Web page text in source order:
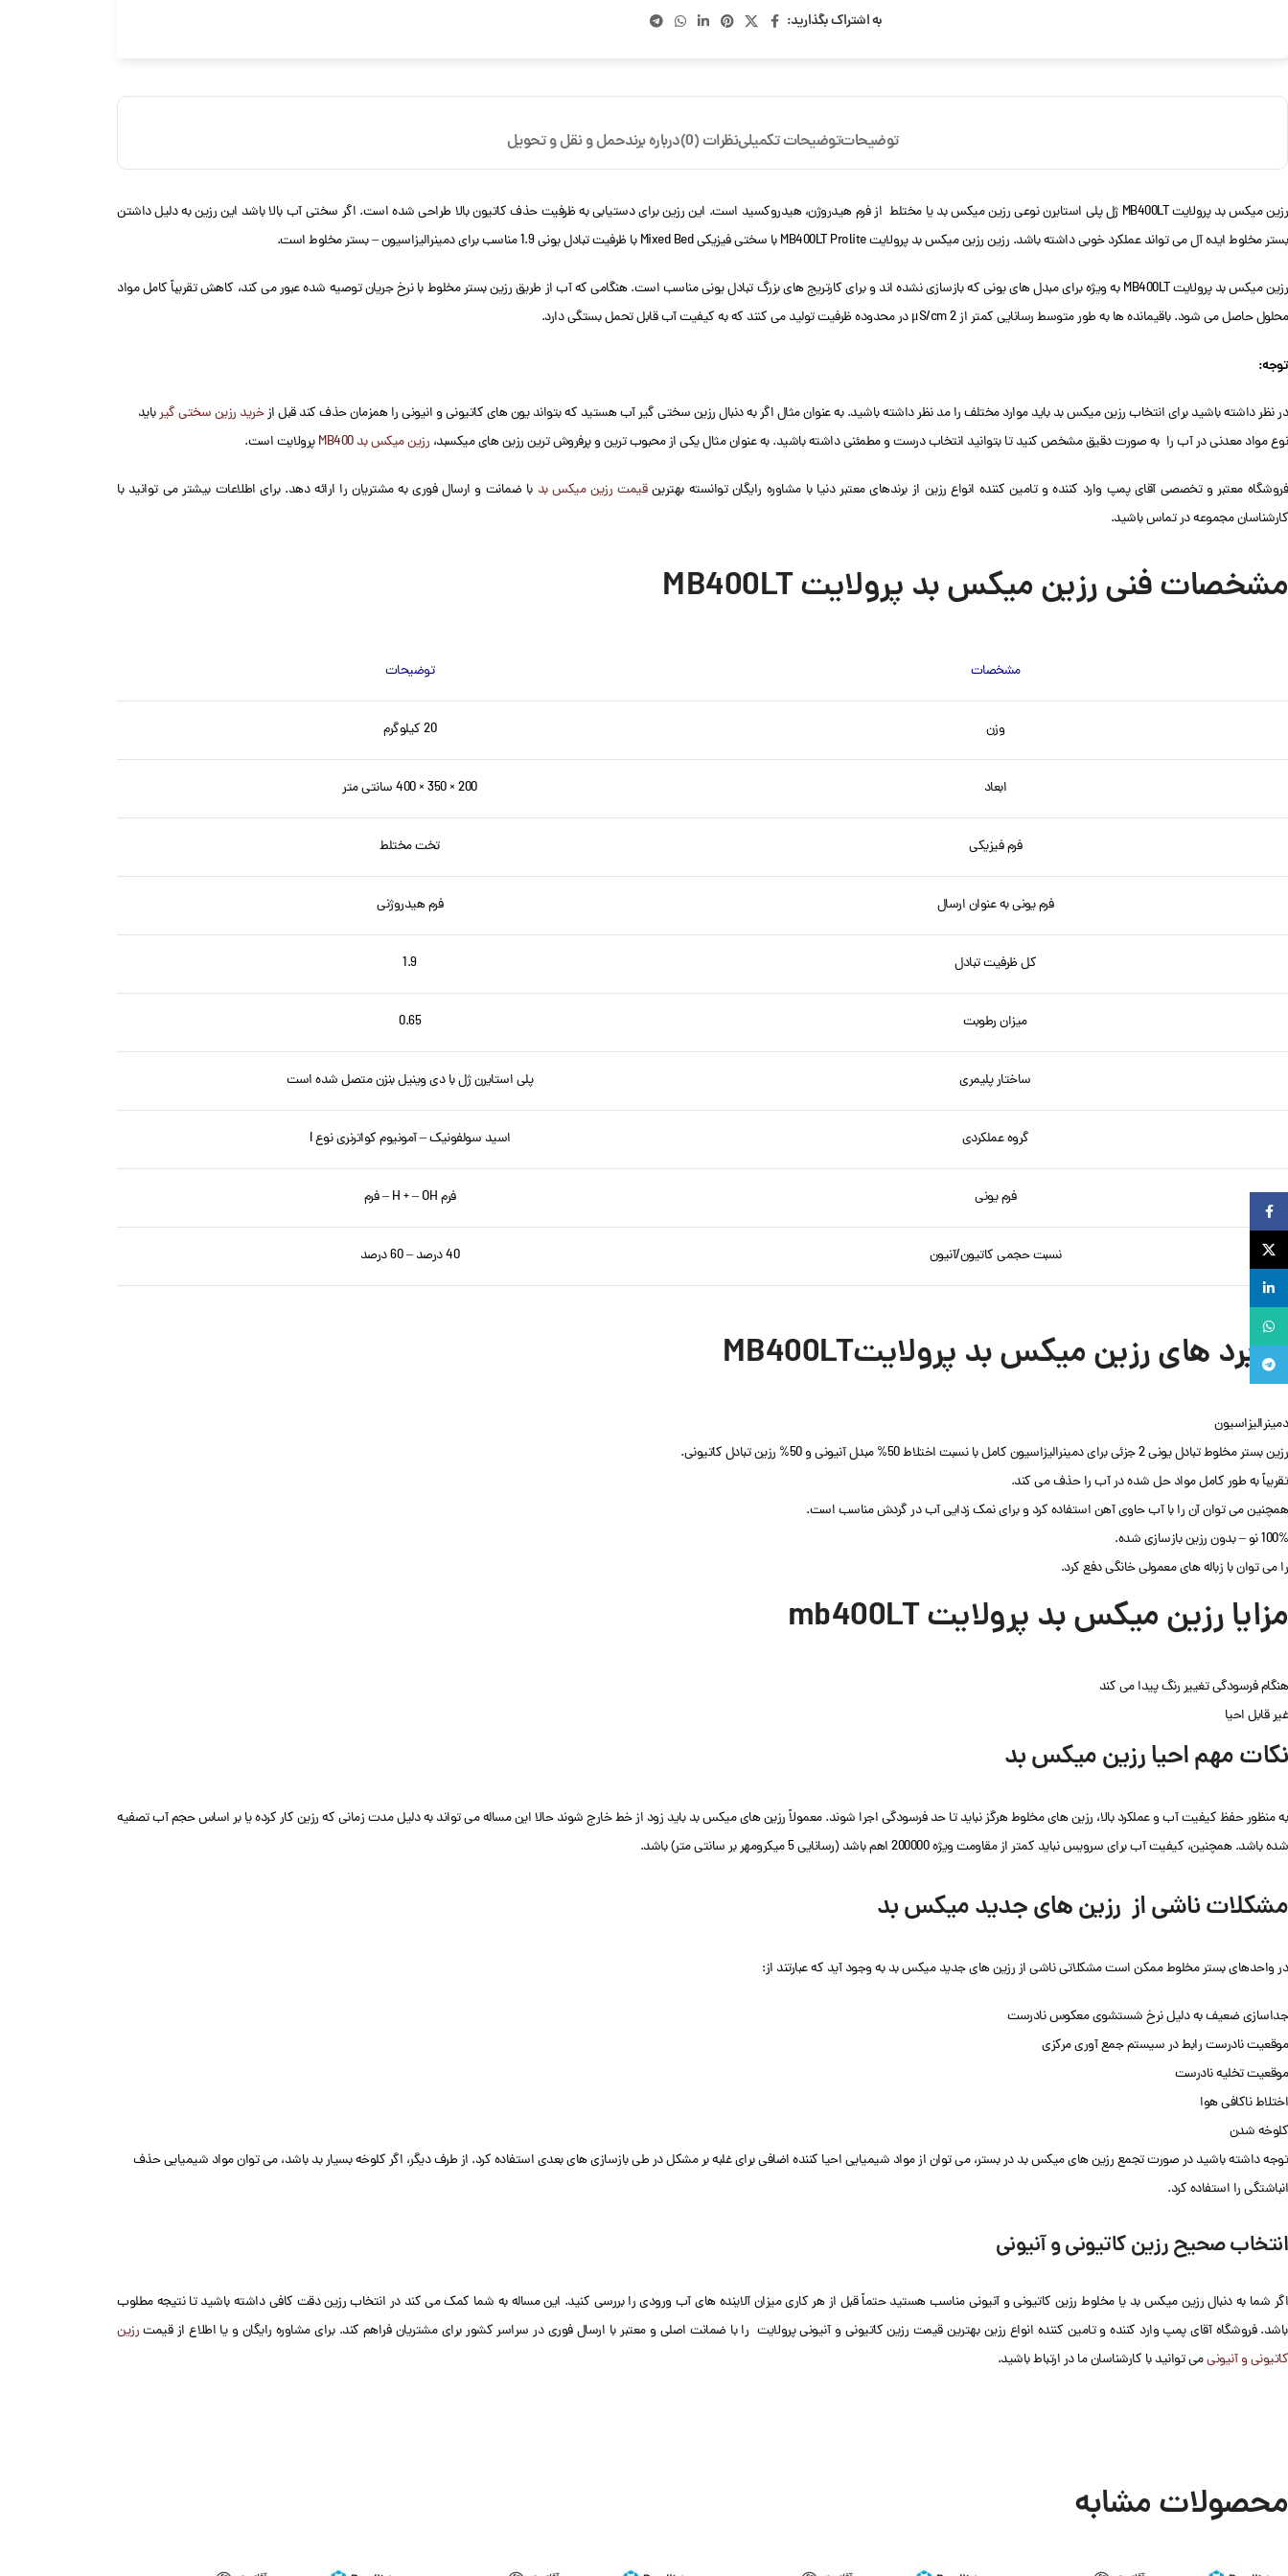
به اشتراک بگذارید:
توضیحاتتوضیحات تکمیلینظرات (0) درباره برندحمل و نقل و تحویل
رزین میکس بد پرولایت MB400LT ژل پلی استایرن نوعی رزین میکس بد یا مختلط از فرم هیدروژن، هیدروکسید است. این رزین برای دستیابی به ظرفیت حذف کاتیون بالا طراحی شده است. اگر سختی آب بالا باشد این رزین به دلیل داشتن
بستر مخلوط ایده آل می تواند عملکرد خوبی داشته باشد. رزین رزین میکس بد پرولایت MB400LT Prolite با سختی فیزیکی Mixed Bed با ظرفیت تبادل یونی 1.9 مناسب برای دمینرالیزاسیون – بستر مخلوط است.
رزین میکس بد پرولایت MB400LT به ویژه برای مبدل های یونی که بازسازی نشده اند و برای کارتریج های بزرگ تبادل یونی مناسب است. هنگامی که آب از طریق رزین بستر مخلوط با نرخ جریان توصیه شده عبور می کند، کاهش تقریباً کامل مواد
محلول حاصل می شود. باقیمانده ها به طور متوسط ​​رسانایی کمتر از 2 μS/cm در محدوده ظرفیت تولید می کنند که به کیفیت آب قابل تحمل بستگی دارد.
توجه:
در نظر داشته باشید برای انتخاب رزین میکس بد باید موارد مختلف را مد نظر داشته باشید. به عنوان مثال اگر به دنبال رزین سختی گیر آب هستید که بتواند یون های کاتیونی و انیونی را همزمان حذف کند قبل ازخرید رزین سختی گیرباید
نوع مواد معدنی در آب را به صورت دقیق مشخص کنید تا بتوانید انتخاب درست و مطمئنی داشته باشید. به عنوان مثال یکی از محبوب ترین و پرفروش ترین رزین های میکسبد، رزین میکس بد MB400 پرولایت است.
فروشگاه معتبر و تخصصی آقای پمپ وارد کننده و تامین کننده انواع رزین از برندهای معتبر دنیا با مشاوره رایگان توانسته بهترینقیمت رزین میکس بد با ضمانت و ارسال فوری به مشتریان را ارائه دهد. برای اطلاعات بیشتر می توانید با
کارشناسان مجموعه در تماس باشید.
مشخصات فنی رزین میکس بد پرولایت MB400LT
مشخصات توضیحات
وزن 20 کیلوگرم
ابعاد 200 × 350 × 400 سانتی متر
فرم فیزیکی تخت مختلط
فرم یونی به عنوان ارسال فرم هیدروژنی
کل ظرفیت تبادل 1.9
میزان رطوبت 0.65
ساختار پلیمری پلی استایرن ژل با دی وینیل بنزن متصل شده است
گروه عملکردی اسید سولفونیک – آمونیوم کواترنری نوع I
فرم یونی فرم H + – OH – فرم
نسبت حجمی کاتیون/آنیون 40 درصد – 60 درصد
کاربرد های رزین میکس بد پرولایتMB400LT
دمینرالیزاسیون
رزین بستر مخلوط تبادل یونی 2 جزئی برای دمینرالیزاسیون کامل با نسبت اختلاط 50% مبدل آنیونی و 50% رزین تبادل کاتیونی.
تقریباً به طور کامل مواد حل شده در آب را حذف می کند.
همچنین می توان آن را با آب حاوی آهن استفاده کرد و برای نمک زدایی آب در گردش مناسب است.
100% نو – بدون رزین بازسازی شده.
را می توان با زباله های معمولی خانگی دفع کرد.
مزایا رزین میکس بد پرولایت mb400LT
هنگام فرسودگی تغییر رنگ پیدا می کند
غیر قابل احیا
نکات مهم احیا رزین میکس بد
به منظور حفظ کیفیت آب و عملکرد بالا، رزین های مخلوط هرگز نباید تا حد فرسودگی اجرا شوند. معمولاً رزین های میکس بد باید زود از خط خارج شوند حالا این مساله می تواند به دلیل مدت زمانی که رزین کار کرده یا بر اساس حجم آب تصفیه
شده باشد. همچنین، کیفیت آب برای سرویس نباید کمتر از مقاومت ویژه 200000 اهم باشد (رسانایی 5 میکرومهر بر سانتی متر) باشد.
مشکلات ناشی از رزین های جدید میکس بد
در واحدهای بستر مخلوط ممکن است مشکلاتی ناشی از رزین های جدید میکس بد به وجود آید که عبارتند از:
جداسازی ضعیف به دلیل نرخ شستشوی معکوس نادرست
موقعیت نادرست رابط در سیستم جمع آوری مرکزی
موقعیت تخلیه نادرست
اختلاط ناکافی هوا
کلوخه شدن
توجه داشته باشید در صورت تجمع رزین های میکس بد در بستر، می توان از مواد شیمیایی احیا کننده اضافی برای غلبه بر مشکل در طی بازسازی های بعدی استفاده کرد. از طرف دیگر، اگر کلوخه بسیار بد باشد، می توان مواد شیمیایی حذف
انباشتگی را استفاده کرد.
انتخاب صحیح رزین کاتیونی و آنیونی
اگر شما به دنبال رزین میکس بد یا مخلوط رزین کاتیونی و آنیونی مناسب هستید حتماً قبل از هر کاری میزان آلاینده های آب ورودی را بررسی کنید. این مساله به شما کمک می کند در انتخاب رزین دقت کافی داشته باشید تا نتیجه مطلوب
باشد. فروشگاه آقای پمپ وارد کننده و تامین کننده انواع رزین بهترین قیمت رزین کاتیونی و آنیونی پرولایت را با ضمانت اصلی و معتبر با ارسال فوری در سراسر کشور برای مشتریان فراهم کند. برای مشاوره رایگان و یا اطلاع از قیمترزین
کاتیونی و آنیونیمی توانید با کارشناسان ما در ارتباط باشید.
محصولات مشابه
لینکدین
تلگرام